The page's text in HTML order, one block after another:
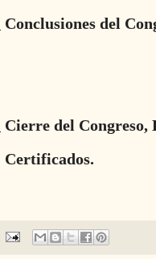
Conclusiones del
Cierre del Congreso,
Certificados.